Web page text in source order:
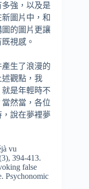
強，以及是
圖片中，和
的圖片更讓
視感。
生了浪漫的
述觀點，我
是年輕時不
然當，各位
說在夢裡夢
vu
394-413.
false
Psychonomic